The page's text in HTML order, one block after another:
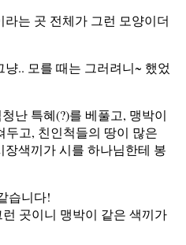
는 곳 전체가 그런 모양이더
.. 모를 때는 그러려니~ 했었
난 특혜(?)를 베풀고, 맹박이
두고, 친인척들의 땅이 많은
색끼가 시를 하나님한테 봉
습니다!
곳이니 맹박이 같은 색끼가